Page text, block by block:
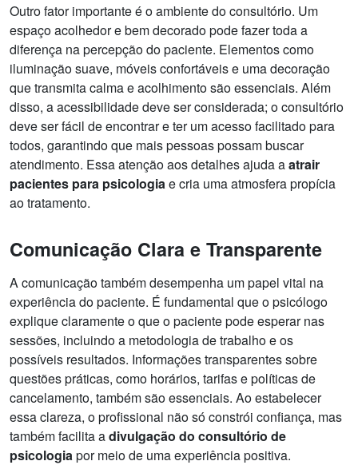
Outro fator importante é o ambiente do consultório. Um
espaço acolhedor e bem decorado pode fazer toda a
diferença na percepção do paciente. Elementos como
iluminação suave, móveis confortáveis e uma decoração
que transmita calma e acolhimento são essenciais. Além
disso, a acessibilidade deve ser considerada; o consultório
deve ser fácil de encontrar e ter um acesso facilitado para
todos, garantindo que mais pessoas possam buscar
atendimento. Essa atenção aos detalhes ajuda aatrair
pacientes para psicologiae cria uma atmosfera propícia
ao tratamento.
Comunicação Clara e Transparente
A comunicação também desempenha um papel vital na
experiência do paciente. É fundamental que o psicólogo
explique claramente o que o paciente pode esperar nas
sessões, incluindo a metodologia de trabalho e os
possíveis resultados. Informações transparentes sobre
questões práticas, como horários, tarifas e políticas de
cancelamento, também são essenciais. Ao estabelecer
essa clareza, o profissional não só constrói confiança, mas
também facilita adivulgação do consultório de
psicologiapor meio de uma experiência positiva.